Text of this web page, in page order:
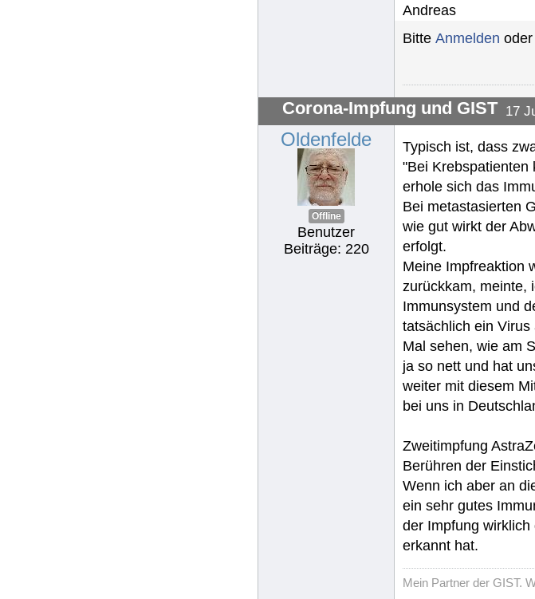
Andreas
Bitte Anmelden oder
Corona-Impfung und GIST 17
Oldenfelde
Offline
Benutzer
Beiträge: 220
Typisch ist, dass
"Bei Krebspatienten
erhole sich das
Bei metastasierten
wie gut wirkt der
erfolgt.
Meine Impfreaktion
zurückkam, meinte,
Immunsystem und
tatsächlich ein Virus
Mal sehen, wie am
ja so nett und hat
weiter mit diesem
bei uns in
Zweitimpfung
Berühren der
Wenn ich aber an
ein sehr gutes
der Impfung
erkannt hat.
Mein Partner der GIST.